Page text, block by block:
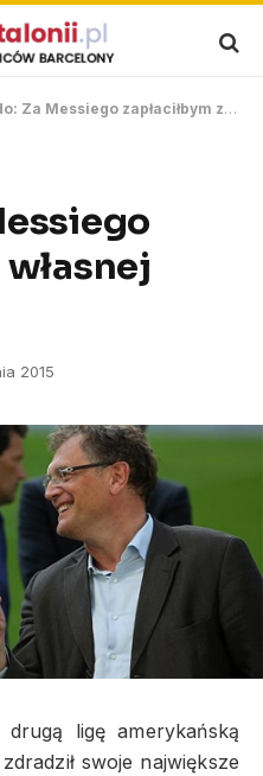
Messiego zapłaciłbym z własnej kieszeni
własnej
2015
ligę amerykańską
swoje największe